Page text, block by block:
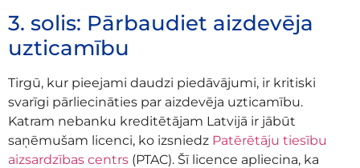
3. solis: Pārbaudiet aizdevēja
uzticamību
Tirgū, kur pieejami daudzi piedāvājumi, ir kritiski
svarīgi pārliecināties par aizdevēja uzticamību.
Katram nebanku kreditētājam Latvijā ir jābūt
saņēmušam licenci, ko izsniedz Patērētāju tiesību
aizsardzības centrs (PTAC). Šī licence apliecina, ka